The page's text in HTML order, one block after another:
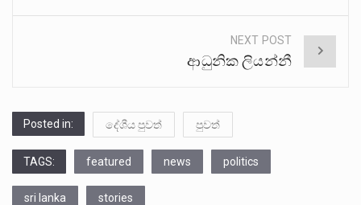
NEXT POST
ආධුනික ලියන්නී
Posted in: දේශීය පුවත් පුවත්
TAGS: featured news politics
sri lanka stories